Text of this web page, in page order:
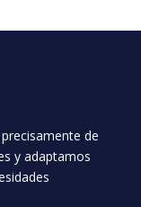
de
y adaptamos